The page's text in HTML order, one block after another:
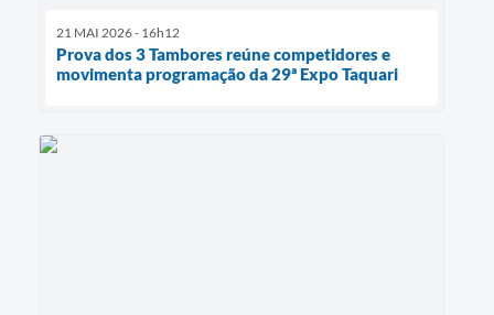
21 MAI 2026 - 16h12
Prova dos 3 Tambores reúne competidores e
movimenta programação da 29ª Expo Taquari